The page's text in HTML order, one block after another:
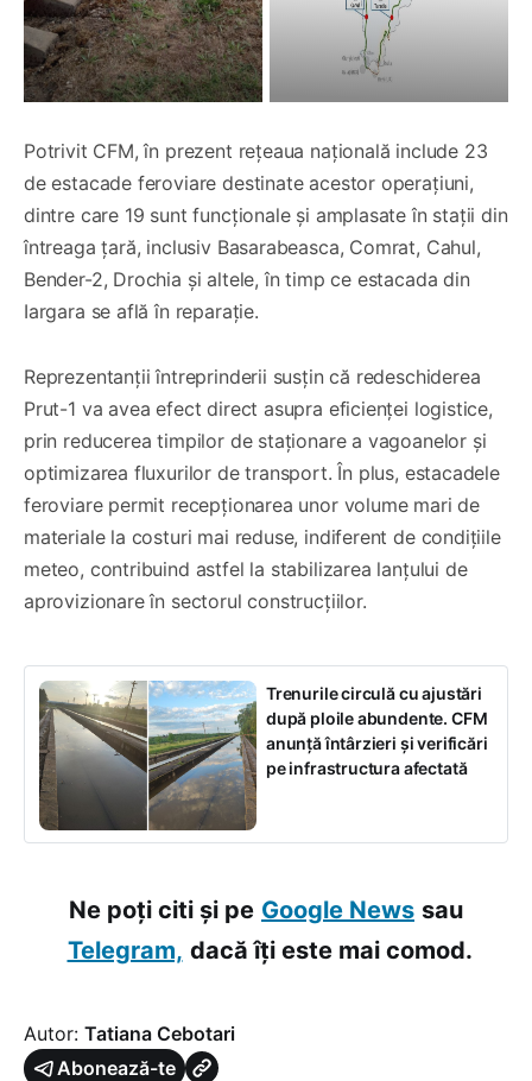
Potrivit CFM, în prezent rețeaua națională include 23
de estacade feroviare destinate acestor operațiuni,
dintre care 19 sunt funcționale și amplasate în stații din
întreaga țară, inclusiv Basarabeasca, Comrat, Cahul,
Bender-2, Drochia și altele, în timp ce estacada din
Iargara se află în reparație.
Reprezentanții întreprinderii susțin că redeschiderea
Prut-1 va avea efect direct asupra eficienței logistice,
prin reducerea timpilor de staționare a vagoanelor și
optimizarea fluxurilor de transport. În plus, estacadele
feroviare permit recepționarea unor volume mari de
materiale la costuri mai reduse, indiferent de condițiile
meteo, contribuind astfel la stabilizarea lanțului de
aprovizionare în sectorul construcțiilor.
Trenurile circulă cu ajustări
după ploile abundente. CFM
anunță întârzieri și verificări
pe infrastructura afectată
Ne poți citi și pe Google News sau
Telegram, dacă îți este mai comod.
Autor: Tatiana Cebotari
Abonează-te